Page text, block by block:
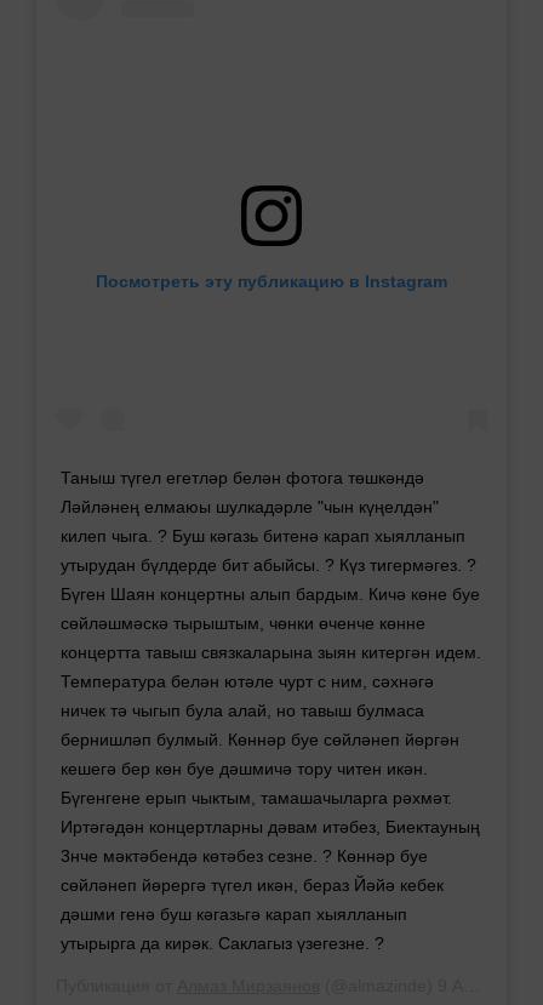
Посмотреть эту публикацию в Instagram
Таныш түгел егетләр белән фотога төшкәндә
Ләйләнең елмаюы шулкадәрле "чын күңелдән"
килеп чыга. ? Буш кәгазь битенә карап хыялланып
утырудан бүлдерде бит абыйсы. ? Күз тигермәгез. ?
Бүген Шаян концертны алып бардым. Кичә көне буе
сөйләшмәскә тырыштым, чөнки өченче көнне
концертта тавыш связкаларына зыян китергән идем.
Температура белән ютәле чурт с ним, сәхнәгә
ничек тә чыгып була алай, но тавыш булмаса
бернишләп булмый. Көннәр буе сөйләнеп йөргән
кешегә бер көн буе дәшмичә тору читен икән.
Бүгенгене ерып чыктым, тамашачыларга рәхмәт.
Иртәгәдән концертларны дәвам итәбез, Биектауның
3нче мәктәбендә көтәбез сезне. ? Көннәр буе
сөйләнеп йөрергә түгел икән, бераз Йәйә кебек
дәшми генә буш кәгазьгә карап хыялланып
утырырга да кирәк. Саклагыз үзегезне. ?